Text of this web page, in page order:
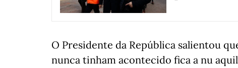
O Presidente da República salientou
nunca tinham acontecido fica a nu